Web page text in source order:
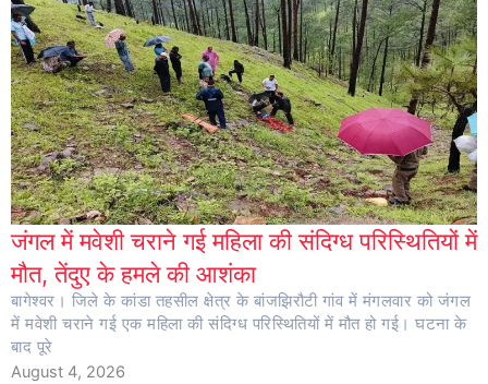
जंगल में मवेशी चराने गई महिला की संदिग्ध परिस्थितियों में
मौत, तेंदुए के हमले की आशंका
बागेश्वर। जिले के कांडा तहसील क्षेत्र के बांजझिरौटी गांव में मंगलवार को जंगल
में मवेशी चराने गई एक महिला की संदिग्ध परिस्थितियों में मौत हो गई। घटना के
बाद पूरे
August 4, 2026